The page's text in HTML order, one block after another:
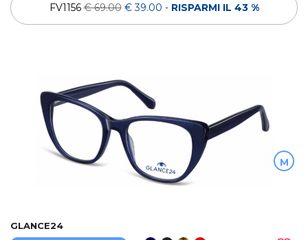
FV1156€ 69.00 € 39.00 - RISPARMI IL 43 %
M
GLANCE24